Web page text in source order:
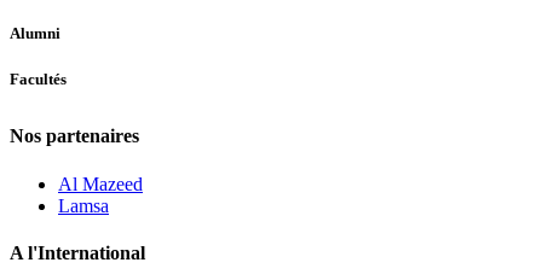
Alumni
Facultés
Nos partenaires
Al Mazeed
Lamsa
A l'International